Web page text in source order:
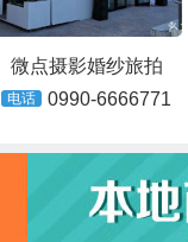
微点摄影婚纱旅拍
电话 0990-6666771